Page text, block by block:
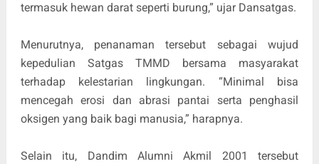
termasuk hewan darat seperti burung,” ujar Dansatgas.
Menurutnya, penanaman tersebut sebagai wujud
kepedulian Satgas TMMD bersama masyarakat
terhadap kelestarian lingkungan. “Minimal bisa
mencegah erosi dan abrasi pantai serta penghasil
oksigen yang baik bagi manusia,” harapnya.
Selain itu, Dandim Alumni Akmil 2001 tersebut